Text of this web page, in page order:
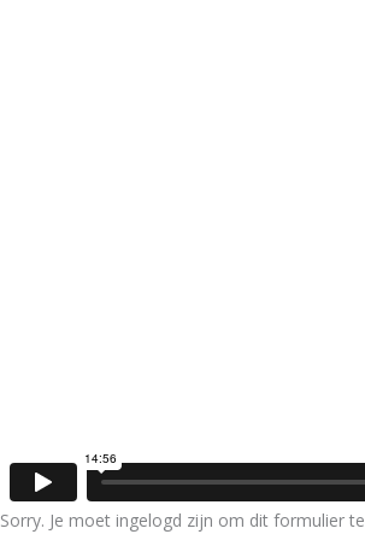
Sorry. Je moet ingelogd zijn om dit formulier